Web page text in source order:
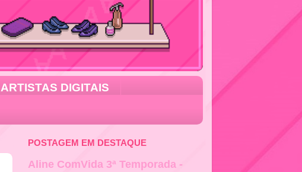
ARTISTAS DIGITAIS
POSTAGEM EM DESTAQUE
Aline ComVida 3ª Temporada -